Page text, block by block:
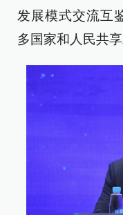
发展模式交流互
多国家和人民共